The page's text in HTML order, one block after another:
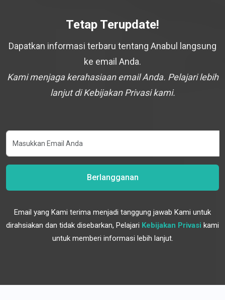
Tetap Terupdate!
Dapatkan informasi terbaru tentang Anabul langsung
ke email Anda.
Kami menjaga kerahasiaan email Anda. Pelajari lebih
lanjut di Kebijakan Privasi kami.
Berlangganan
Email yang Kami terima menjadi tanggung jawab Kami untuk
dirahsiakan dan tidak disebarkan, Pelajari Kebijakan Privasi kami
untuk memberi informasi lebih lanjut.